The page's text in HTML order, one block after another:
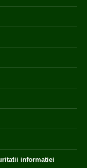
informatiei